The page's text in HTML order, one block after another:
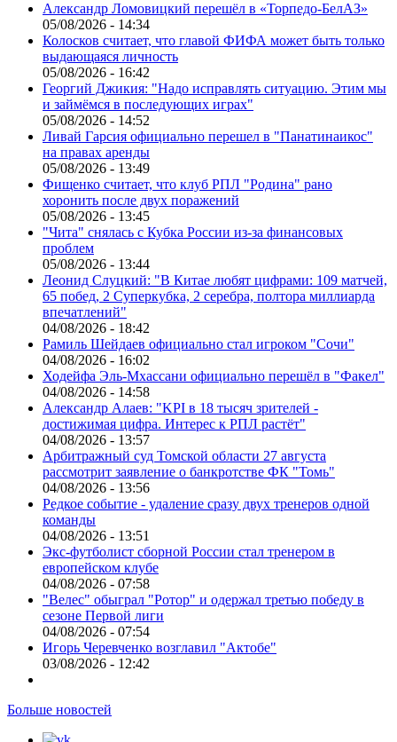
Александр Ломовицкий перешёл в «Торпедо-БелАЗ»
05/08/2026 - 14:34
Колосков считает, что главой ФИФА может быть только
выдающаяся личность
05/08/2026 - 16:42
Георгий Джикия: "Надо исправлять ситуацию. Этим мы
и займёмся в последующих играх"
05/08/2026 - 14:52
Ливай Гарсия официально перешел в "Панатинаикос"
на правах аренды
05/08/2026 - 13:49
Фищенко считает, что клуб РПЛ "Родина" рано
хоронить после двух поражений
05/08/2026 - 13:45
"Чита" снялась с Кубка России из-за финансовых
проблем
05/08/2026 - 13:44
Леонид Слуцкий: "В Китае любят цифрами: 109 матчей,
65 побед, 2 Суперкубка, 2 серебра, полтора миллиарда
впечатлений"
04/08/2026 - 18:42
Рамиль Шейдаев официально стал игроком "Сочи"
04/08/2026 - 16:02
Ходейфа Эль-Мхассани официально перешёл в "Факел"
04/08/2026 - 14:58
Александр Алаев: "KPI в 18 тысяч зрителей -
достижимая цифра. Интерес к РПЛ растёт"
04/08/2026 - 13:57
Арбитражный суд Томской области 27 августа
рассмотрит заявление о банкротстве ФК "Томь"
04/08/2026 - 13:56
Редкое событие - удаление сразу двух тренеров одной
команды
04/08/2026 - 13:51
Экс-футболист сборной России стал тренером в
европейском клубе
04/08/2026 - 07:58
"Велес" обыграл "Ротор" и одержал третью победу в
сезоне Первой лиги
04/08/2026 - 07:54
Игорь Черевченко возглавил "Актобе"
03/08/2026 - 12:42
Больше новостей